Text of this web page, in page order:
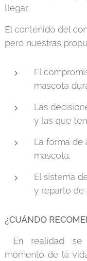
llegar.
El contenido del
pero nuestras
El
mascota
Las
y las que
La forma de
mascota.
El sistema
y reparto de
¿CUÁNDO
En realidad se
momento de la